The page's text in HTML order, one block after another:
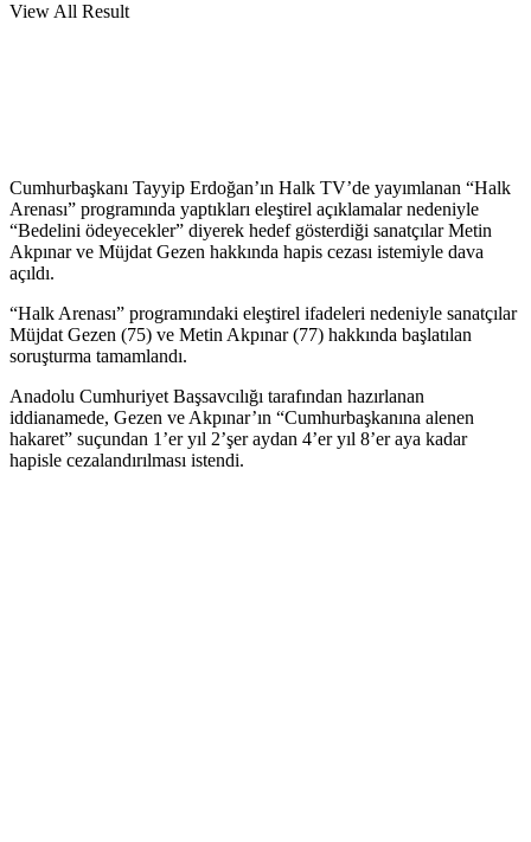
View All Result
Cumhurbaşkanı Tayyip Erdoğan’ın Halk TV’de yayımlanan “Halk
Arenası” programında yaptıkları eleştirel açıklamalar nedeniyle
“Bedelini ödeyecekler” diyerek hedef gösterdiği sanatçılar Metin
Akpınar ve Müjdat Gezen hakkında hapis cezası istemiyle dava
açıldı.
“Halk Arenası” programındaki eleştirel ifadeleri nedeniyle sanatçılar
Müjdat Gezen (75) ve Metin Akpınar (77) hakkında başlatılan
soruşturma tamamlandı.
Anadolu Cumhuriyet Başsavcılığı tarafından hazırlanan
iddianamede, Gezen ve Akpınar’ın “Cumhurbaşkanına alenen
hakaret” suçundan 1’er yıl 2’şer aydan 4’er yıl 8’er aya kadar
hapisle cezalandırılması istendi.